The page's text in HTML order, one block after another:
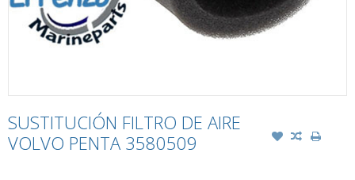
SUSTITUCIÓN FILTRO DE AIRE
VOLVO PENTA 3580509